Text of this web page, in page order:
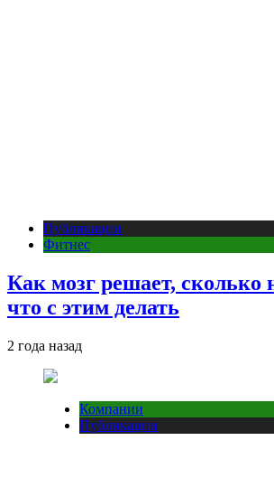
Публикации
Фитнес
Как мозг решает, сколько
что с этим делать
2 года назад
Компании
Публикации